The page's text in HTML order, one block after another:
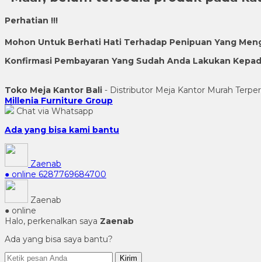
Perhatian !!!
Mohon Untuk Berhati Hati Terhadap Penipuan Yang
Konfirmasi Pembayaran Yang Sudah Anda Lakukan
Toko Meja Kantor Bali - Distributor Meja Kantor Murah
Millenia Furniture Group
Chat via Whatsapp
Ada yang bisa kami bantu
Zaenab
● online 6287769684700
Zaenab
● online
Halo, perkenalkan saya Zaenab
Ada yang bisa saya bantu?
Kirim